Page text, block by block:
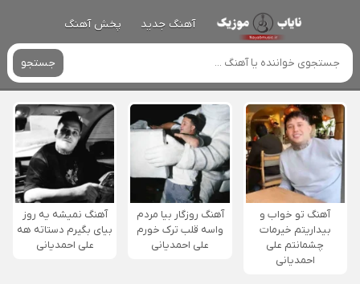
آهنگ جدید پخش آهنگ
جستجو
آهنگ تو خواب و
بیداریتم خیرمات
چشمانتم علی
احمدیانی
آهنگ روزگار بیا مردم
واسه قلب ترک خورم
علی احمدیانی
آهنگ نمیشه یه روز
بیای بگیرم دستاته هه
علی احمدیانی